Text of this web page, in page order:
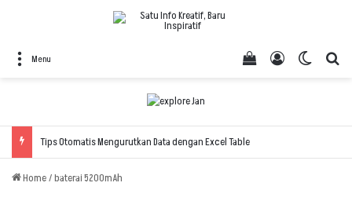
Menu Switch
Log In
View your
Tips Otomatis Mengurutkan Data dengan Excel Table
Home/baterai 5200mAh